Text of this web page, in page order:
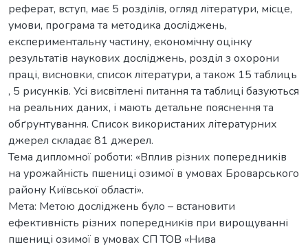
реферат, вступ, має 5 розділів, огляд літератури, місце,
умови, програма та методика досліджень,
експериментальну частину, економічну оцінку
результатів наукових досліджень, розділ з охорони
праці, висновки, список літератури, а також 15 таблиць
, 5 рисунків. Усі висвітлені питання та таблиці базуються
на реальних даних, і мають детальне пояснення та
обґрунтування. Список використаних літературних
джерел складає 81 джерел.
Тема дипломної роботи: «Вплив різних попередників
на урожайність пшениці озимої в умовах Броварського
району Київської області».
Мета: Метою досліджень було – встановити
ефективність різних попередників при вирощуванні
пшениці озимої в умовах СП ТОВ «Нива